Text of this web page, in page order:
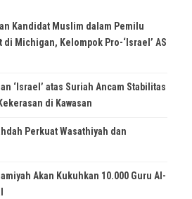
Kandidat Muslim dalam Pemilu
Michigan, Kelompok Pro-‘Israel’ AS
‘Israel’ atas Suriah Ancam Stabilitas
di Kawasan
Perkuat Wasathiyah dan
Akan Kukuhkan 10.000 Guru Al-